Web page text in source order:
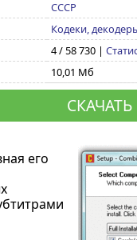
CCCP
Кодеки,
4 / 58 730 |
10,01 Мб
СКАЧАТЬ
его